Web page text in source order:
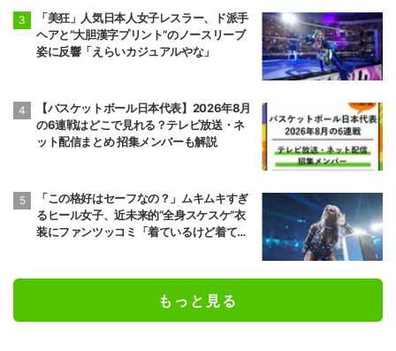
「美狂」人気日本人女子レスラー、ド派手
ヘアと“大胆漢字プリント”のノースリーブ
姿に反響「えらいカジュアルやな」
【バスケットボール日本代表】2026年8月
の6連戦はどこで見れる？テレビ放送・ネ
ット配信まとめ 招集メンバーも解説
「この格好はセーフなの？」ムキムキすぎ
るヒール女子、近未来的“全身スケスケ”衣
装にファンツッコミ「着ているけど着てい
もっと見る